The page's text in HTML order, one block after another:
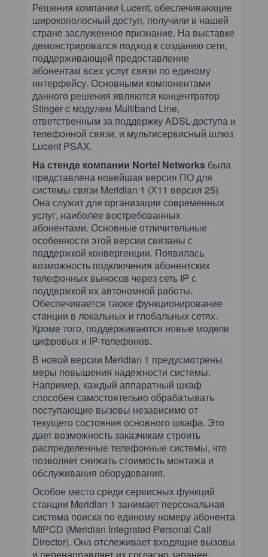
Решения компании Lucent, обеспечивающие
широкополосный доступ, получили в нашей
стране заслуженное признание. На выставке
демонстрировался подход к созданию сети,
поддерживающей предоставление
абонентам всех услуг связи по единому
интерфейсу. Основными компонентами
данного решения являются концентратор
Stinger c модулем Multiband Line,
ответственным за поддержку ADSL-доступа и
телефонной связи, и мультисервисный шлюз
Lucent PSAX.
На стенде компании Nortel Networks была
представлена новейшая версия ПО для
системы связи Meridian 1 (Х11 версия 25).
Она служит для организации современных
услуг, наиболее востребованных
абонентами. Основные отличительные
особенности этой версии связаны с
поддержкой конвергенции. Появилась
возможность подключения абонентских
телефонных выносов через сеть IP с
поддержкой их автономной работы.
Обеспечивается также функционирование
станции в локальных и глобальных сетях.
Кроме того, поддерживаются новые модели
цифровых и IP-телефонов.
В новой версии Meridian 1 предусмотрены
меры повышения надежности системы.
Например, каждый аппаратный шкаф
способен самостоятельно обрабатывать
поступающие вызовы независимо от
текущего состояния основного шкафа. Это
дает возможность заказчикам строить
распределенные телефонные системы, что
позволяет снижать стоимость монтажа и
обслуживания оборудования.
Особое место среди сервисных функций
станции Meridian 1 занимает персональная
система поиска по единому номеру абонента
MIPCD (Meridian Integrated Personal Call
Director). Она отслеживает входящие вызовы